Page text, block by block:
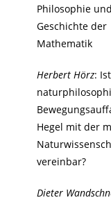
Philosophie
Geschichte der
Mathematik
Herbert Hörz:
Hegel mit der
vereinbar?
Dieter